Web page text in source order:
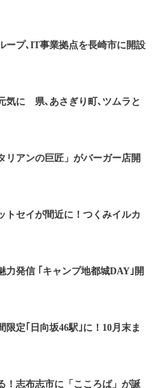
ープ､IT事業拠点を長崎市に開設
気に 県､あさぎり町､ツムラと
リアンの巨匠」がバーガー店開
トセイが間近に！つくみイルカ
力発信 ｢キャンプ地都城DAY｣開
限定｢日向坂46駅｣に！10月末ま
！志布志市に「こころば」が誕